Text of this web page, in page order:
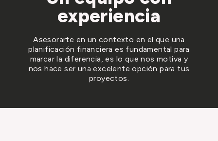
experiencia
Asesorarte en un contexto en el que una
planificación financiera es fundamental para
marcar la diferencia, es lo que nos motiva y
nos hace ser una excelente opción para tus
proyectos.